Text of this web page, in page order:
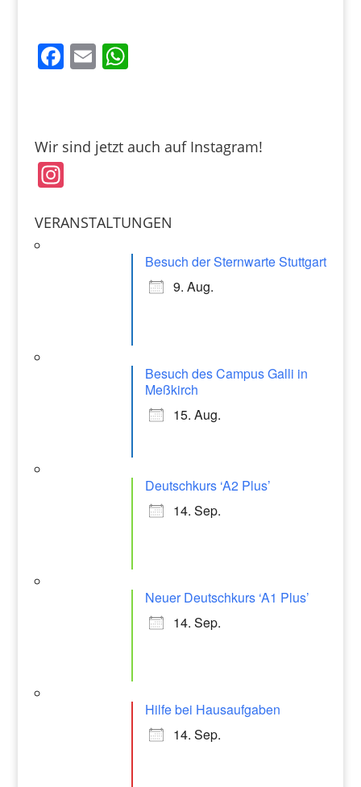
F
e
b
o
o
k
E
l
W
A
p
Wir sind jetzt auch auf Instagram!
In
a
VERANSTALTUNGEN
Besuch der Sternwarte Stuttgart
9. Aug.
Besuch des Campus Galli in
Meßkirch
15. Aug.
Deutschkurs ‘A2 Plus’
14. Sep.
Neuer Deutschkurs ‘A1 Plus’
14. Sep.
Hilfe bei Hausaufgaben
14. Sep.